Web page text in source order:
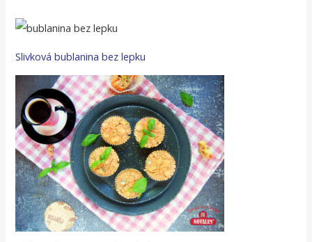
Slivková bublanina bez lepku